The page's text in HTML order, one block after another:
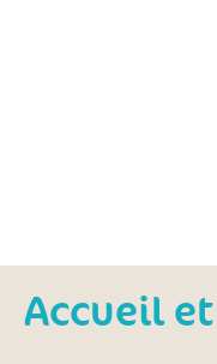
Accueil